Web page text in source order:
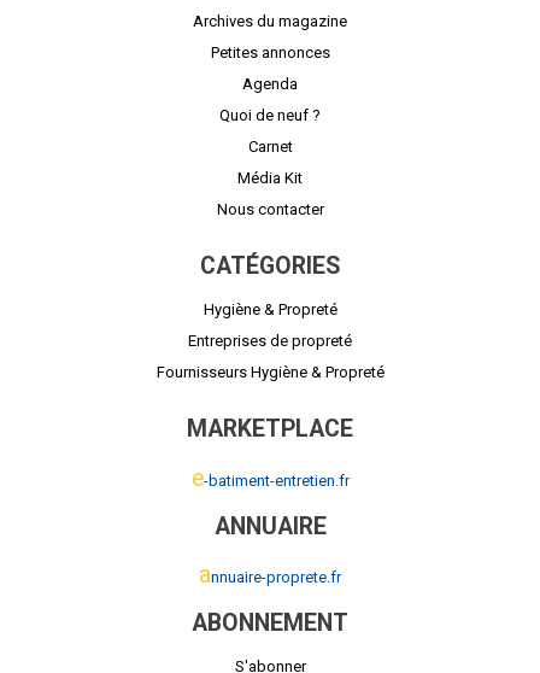
Archives du magazine
Petites annonces
Agenda
Quoi de neuf ?
Carnet
Média Kit
Nous contacter
CATÉGORIES
Hygiène & Propreté
Entreprises de propreté
Fournisseurs Hygiène & Propreté
MARKETPLACE
e-batiment-entretien.fr
ANNUAIRE
annuaire-proprete.fr
ABONNEMENT
S'abonner